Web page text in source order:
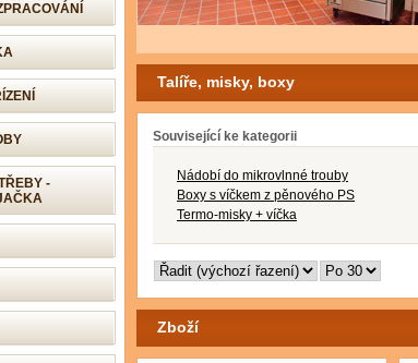
-
Talíře, misky, boxy
Související ke kategorii
Nádobí do mikrovlnné trouby
Boxy s víčkem z pěnového PS
Termo-misky + víčka
Zboží